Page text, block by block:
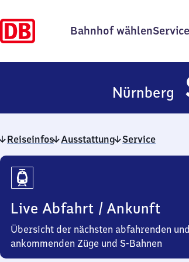
Bahnhof wählenService
Nürnberg
Reiseinfos Ausstattung Service
Reiseinfos
Live Abfahrt / Ankunft
Übersicht der nächsten abfahrenden und
ankommenden Züge und S-Bahnen